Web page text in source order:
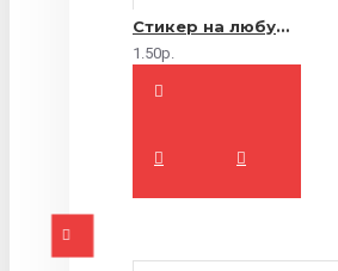
Стикер на любую продукцию
1.50р.